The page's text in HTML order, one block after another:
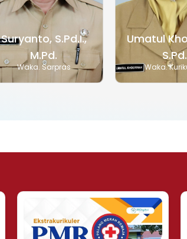
Suryanto, S.Pd.I.,
M.Pd.
Waka. Sarpras
Umatul
S.Pd.
Waka.